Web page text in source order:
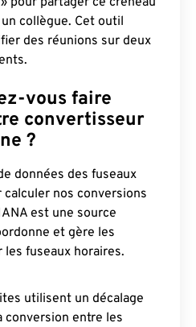
collègue. Cet outil
des réunions sur deux
vous faire
convertisseur
?
données des fuseaux
calculer nos conversions
est une source
et gère les
fuseaux horaires.
utilisent un décalage
conversion entre les